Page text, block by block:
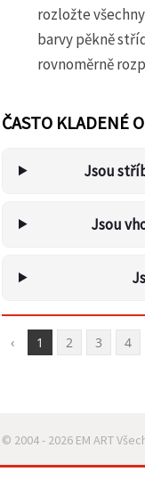
rozložte
barvy pěkně
rovnoměrně
ČASTO KLADENÉ
Jsou
Jsou
‹ 1 2 3 4
© 2004 - 2026 EM ART